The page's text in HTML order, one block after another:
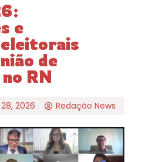
e
de
RN
2026 Redação News